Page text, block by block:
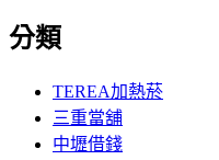
分類
TEREA加熱菸
三重當舖
中壢借錢